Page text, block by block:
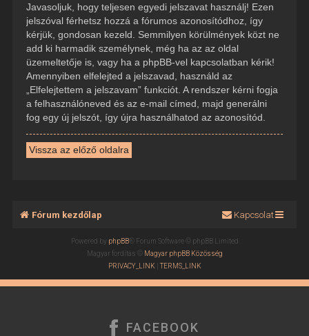
Javasoljuk, hogy teljesen egyedi jelszavat használj! Ezen
jelszóval férhetsz hozzá a fórumos azonosítódhoz, így
kérjük, gondosan kezeld. Semmilyen körülmények közt ne
add ki harmadik személynek, még ha az az oldal
üzemeltetője is, vagy ha a phpBB-vel kapcsolatban kérik!
Amennyiben elfelejted a jelszavad, használd az
„Elfelejtettem a jelszavam” funkciót. A rendszer kérni fogja
a felhasználóneved és az e-mail címed, majd generálni
fog egy új jelszót, így újra használhatod az azonosítód.
Vissza az előző oldalra
Fórum kezdőlap Kapcsolat
Powered by phpBB® Forum Software © phpBB Limited
Magyar fordítás © Magyar phpBB Közösség
PRIVACY_LINK |TERMS_LINK
FACEBOOK